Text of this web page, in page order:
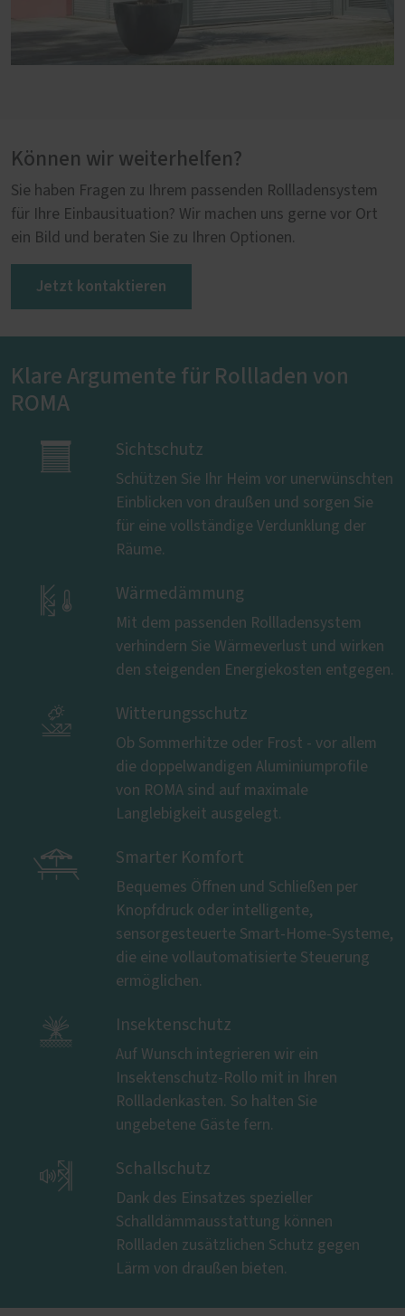
Können wir weiterhelfen?
Sie haben Fragen zu Ihrem passenden Rollladensystem
für Ihre Einbausituation? Wir machen uns gerne vor Ort
ein Bild und beraten Sie zu Ihren Optionen.
Jetzt kontaktieren
Klare Argumente für Rollladen von
ROMA
 Sichtschutz
Schützen Sie Ihr Heim vor unerwünschten
Einblicken von draußen und sorgen Sie
für eine vollständige Verdunklung der
Räume.
 Wärmedämmung
Mit dem passenden Rollladensystem
verhindern Sie Wärmeverlust und wirken
den steigenden Energiekosten entgegen.
 Witterungsschutz
Ob Sommerhitze oder Frost - vor allem
die doppelwandigen Aluminiumprofile
von ROMA sind auf maximale
Langlebigkeit ausgelegt.
 Smarter Komfort
Bequemes Öffnen und Schließen per
Knopfdruck oder intelligente,
sensorgesteuerte Smart-Home-Systeme,
die eine vollautomatisierte Steuerung
ermöglichen.
 Insektenschutz
Auf Wunsch integrieren wir ein
Insektenschutz-Rollo mit in Ihren
Rollladenkasten. So halten Sie
ungebetene Gäste fern.
 Schallschutz
Dank des Einsatzes spezieller
Schalldämmausstattung können
Rollladen zusätzlichen Schutz gegen
Lärm von draußen bieten.